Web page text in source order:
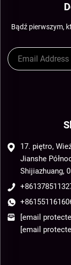
Bądź pierwszym,
17. piętro,
Jianshe
Shijiazhuang,
[email
[email